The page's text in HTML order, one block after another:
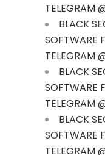
TELEGRAM
BLACK
SOFTWARE
TELEGRAM
BLACK
SOFTWARE
TELEGRAM
BLACK
SOFTWARE
TELEGRAM